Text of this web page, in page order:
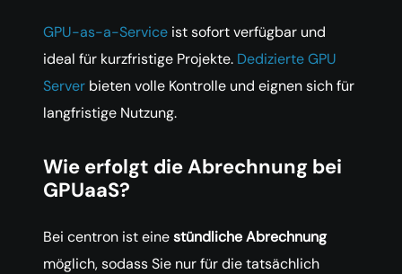
GPU-as-a-Service ist sofort verfügbar und
ideal für kurzfristige Projekte. Dedizierte GPU
Server bieten volle Kontrolle und eignen sich für
langfristige Nutzung.
Wie erfolgt die Abrechnung bei
GPUaaS?
Bei centron ist einestündliche Abrechnung
möglich, sodass Sie nur für die tatsächlich